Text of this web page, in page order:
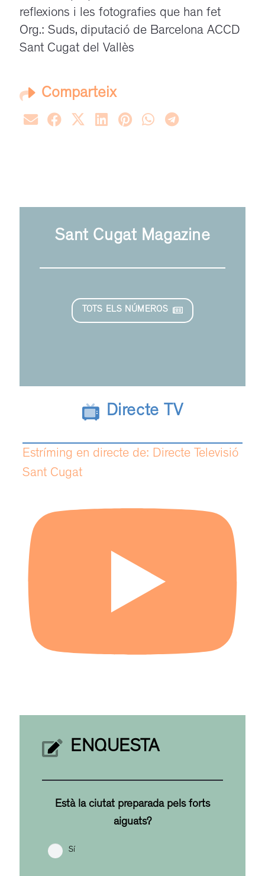
reflexions i les fotografies que han fet
Org.: Suds, diputació de Barcelona ACCD
Sant Cugat del Vallès
Comparteix
Sant Cugat Magazine
TOTS ELS NÚMEROS
Directe TV
Estríming en directe de: Directe Televisió
Sant Cugat
ENQUESTA
Està la ciutat preparada pels forts
aiguats?
Sí